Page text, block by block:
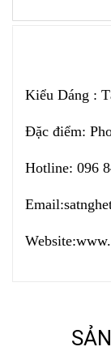
Kiểu Dáng :
Đặc điểm:
Hotline: 096
Email:
Website: